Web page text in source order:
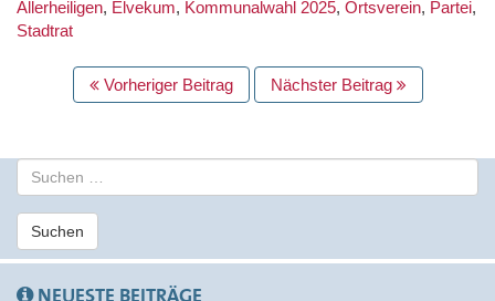
Allerheiligen, Elvekum, Kommunalwahl 2025, Ortsverein, Partei,
Stadtrat
BEITRAGS
NAVIGATION
Vorheriger Beitrag Nächster Beitrag
u
c
e
n
Suchen
NEUESTE BEITRÄGE